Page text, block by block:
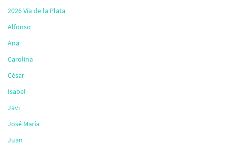
2026 Vía de la Plata
Alfonso
Ana
Carolina
César
Isabel
Javi
José María
Juan